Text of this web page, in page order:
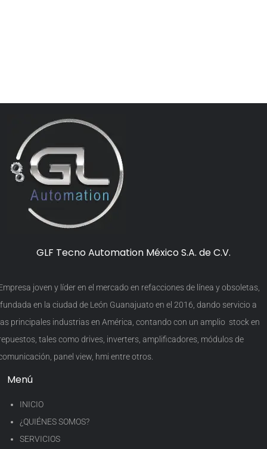
GLF Tecno Automation México S.A. de C.V.
joven y líder en el mercado en refacciones de línea y obsoletas,
en la ciudad de León Guanajuato en el 2016, dando servicio a
principales industrias en América, contando con un amplio stock en
tales como drives, inverters, amplificadores, módulos de
panel view, hmi entre otros.
Menú
INICIO
¿QUIÉNES SOMOS?
SERVICIOS